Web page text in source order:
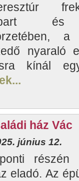
nyaraló
kínál
ház Vác
június 12.
részén
eladó. Az